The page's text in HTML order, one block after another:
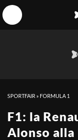
SPORTFAIR » FORMULA 1
F1: la
Alonso alla